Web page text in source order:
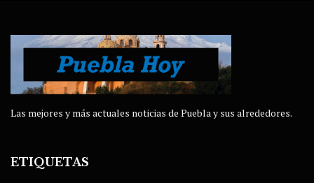
Las mejores y más actuales noticias de Puebla y sus alrededores.
ETIQUETAS